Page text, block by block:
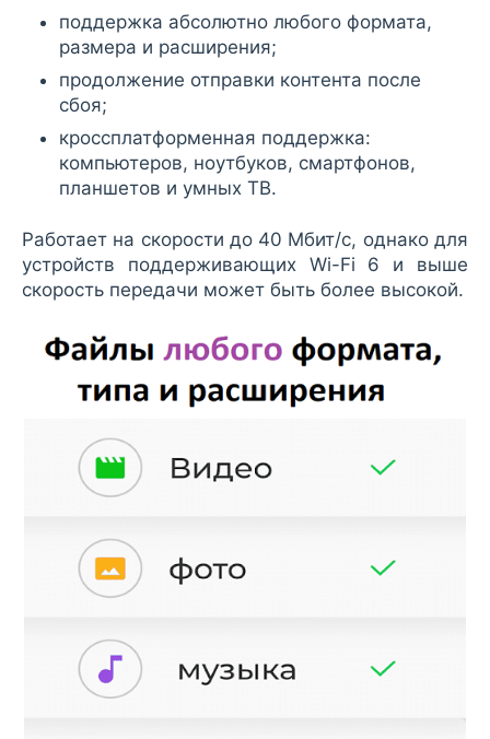
поддержка абсолютно любого формата,
размера и расширения;
продолжение отправки контента после
сбоя;
кроссплатформенная поддержка:
компьютеров, ноутбуков, смартфонов,
планшетов и умных ТВ.
Работает на скорости до 40 Мбит/c, однако для
устройств поддерживающих Wi-Fi 6 и выше
скорость передачи может быть более высокой.